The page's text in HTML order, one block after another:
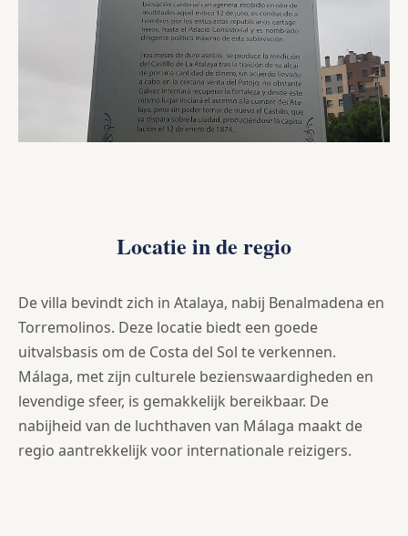
Locatie in de regio
De villa bevindt zich in Atalaya, nabij Benalmadena en
Torremolinos. Deze locatie biedt een goede
uitvalsbasis om de Costa del Sol te verkennen.
Málaga, met zijn culturele bezienswaardigheden en
levendige sfeer, is gemakkelijk bereikbaar. De
nabijheid van de luchthaven van Málaga maakt de
regio aantrekkelijk voor internationale reizigers.